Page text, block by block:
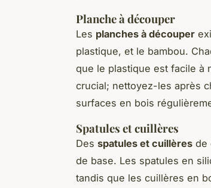
Planche à découper
Les planches à découper
plastique, et le bambou.
que le plastique est facile à
crucial; nettoyez-les après
surfaces en bois
Spatules et cuillères
Des spatules et cuillères de
de base. Les spatules en
tandis que les cuillères en